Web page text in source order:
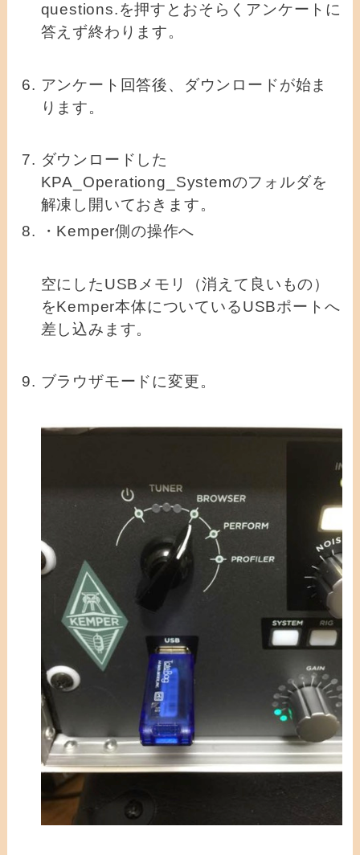
questions.を押すとおそらくアンケートに
答えず終わります。
アンケート回答後、ダウンロードが始ま
ります。
ダウンロードした
KPA_Operationg_Systemのフォルダを
解凍し開いておきます。
・Kemper側の操作へ
空にしたUSBメモリ（消えて良いもの）
をKemper本体についているUSBポートへ
差し込みます。
ブラウザモードに変更。